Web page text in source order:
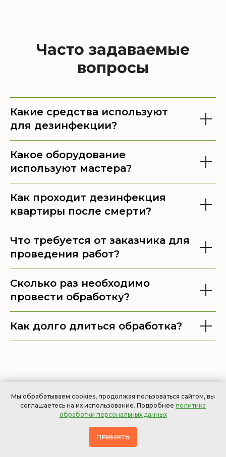
Часто задаваемые
вопросы
Какие средства используют
для дезинфекции?
Какое оборудование
используют мастера?
Как проходит дезинфекция
квартиры после смерти?
Что требуется от заказчика для
проведения работ?
Сколько раз необходимо
провести обработку?
Как долго длиться обработка?
Мы обрабатываем cookies, продолжая пользоваться сайтом, вы
соглашаетесь на их использование. Подробнее политика
обработки персональных данных
ПРИНЯТЬ